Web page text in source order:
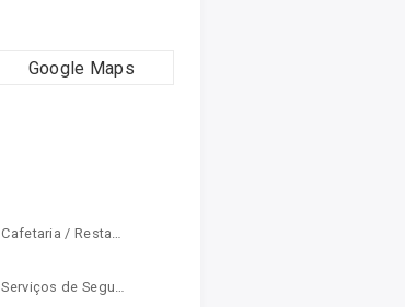
Google Maps
Cafetaria / Restauração
Serviços de Segurança